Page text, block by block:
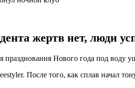
жертв нет, люди
празднования Нового года под
После того, как сплав начал